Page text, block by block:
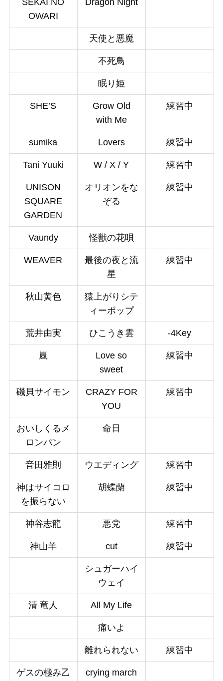
SEKAI NO
OWARI
Dragon Night
天使と悪魔
不死鳥
眠り姫
SHE’S
Grow Old
with Me
練習中
sumika Lovers 練習中
Tani Yuuki W / X / Y 練習中
UNISON
SQUARE
GARDEN
オリオンをな
ぞる
練習中
Vaundy 怪獣の花唄
WEAVER
最後の夜と流
星
練習中
秋山黄色
猿上がりシテ
ィーポップ
荒井由実 ひこうき雲 -4Key
嵐
Love so
sweet
練習中
磯貝サイモン
CRAZY FOR
YOU
練習中
おいしくるメ
ロンパン
命日
音田雅則 ウエディング 練習中
神はサイコロ
を振らない
胡蝶蘭 練習中
神谷志龍 悪党 練習中
神山羊 cut 練習中
シュガーハイ
ウェイ
清 竜人 All My Life
痛いよ
離れられない 練習中
ゲスの極み乙
crying march